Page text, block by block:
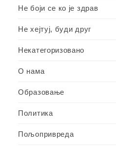
Не боји се ко је здрав
Не хејтуј, буди друг
Некатегоризовано
О нама
Образовање
Политика
Пољопривреда